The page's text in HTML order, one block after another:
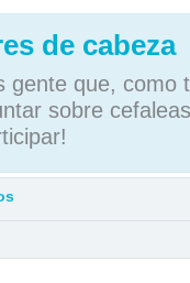
de cabeza
gente que, como
sobre